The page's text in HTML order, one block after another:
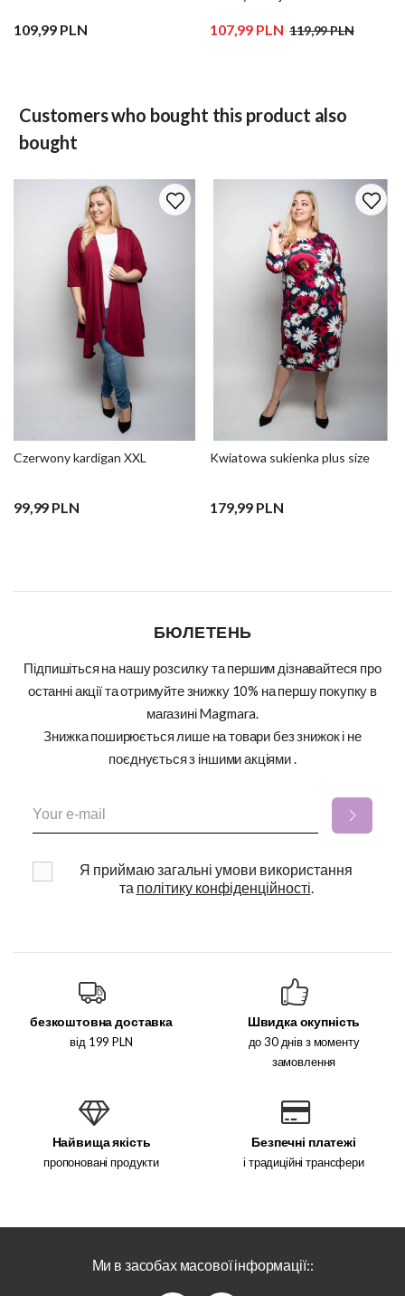
109,99 PLN 107,99 PLN 119,99 PLN
Customers who bought this product also
bought
Czerwony kardigan XXL
99,99 PLN
Kwiatowa sukienka plus size
179,99 PLN
БЮЛЕТЕНЬ
Підпишіться на нашу розсилку та першим дізнавайтеся про
останні акції та отримуйте знижку 10% на першу покупку в
магазині Magmara.
Знижка поширюється лише на товари без знижок і не
поєднується з іншими акціями .
Я приймаю загальні умови використання
та політику конфіденційності.
безкоштовна доставка
від 199 PLN
Швидка окупність
до 30 днів з моменту
замовлення
Найвища якість
пропоновані продукти
Безпечні платежі
і традиційні трансфери
Ми в засобах масової інформації::